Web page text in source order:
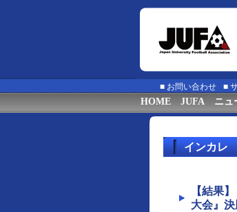
■ お問い合わせ ■
HOME JUFA ニュ
インカレ
【結果
大会』